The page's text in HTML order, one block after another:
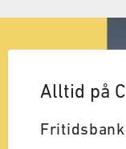
Alltid på